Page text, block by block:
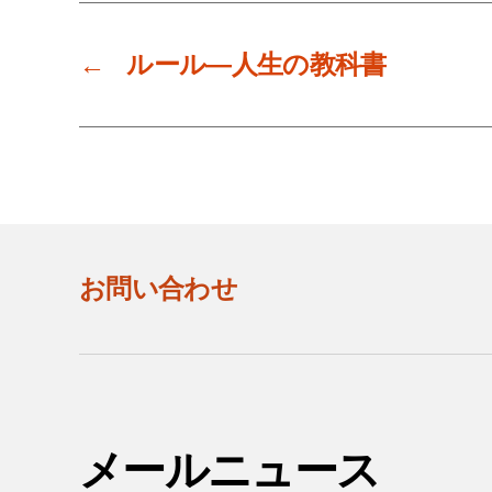
← ルール―人生の教科書
お問い合わせ
メールニュース